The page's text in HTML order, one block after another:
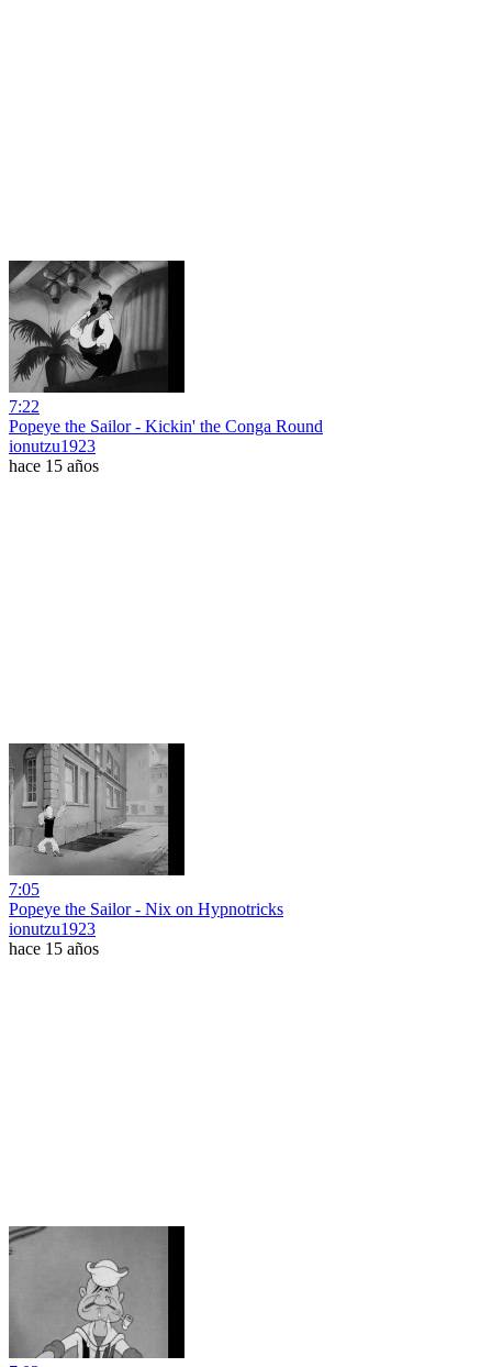
7:22
Popeye the Sailor - Kickin' the Conga Round
ionutzu1923
hace 15 años
7:05
Popeye the Sailor - Nix on Hypnotricks
ionutzu1923
hace 15 años